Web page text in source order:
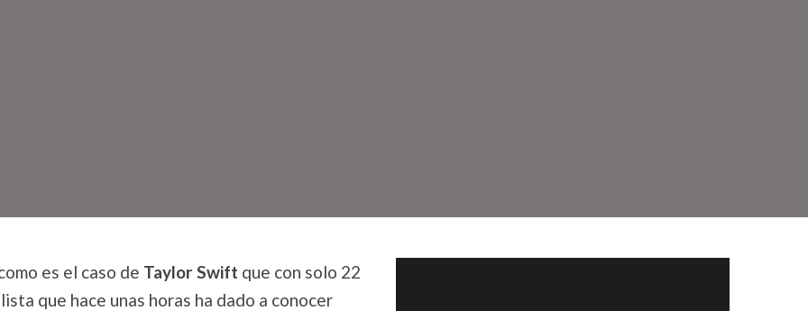
es el caso de Taylor Swift que con solo 22
que hace unas horas ha dado a conocer